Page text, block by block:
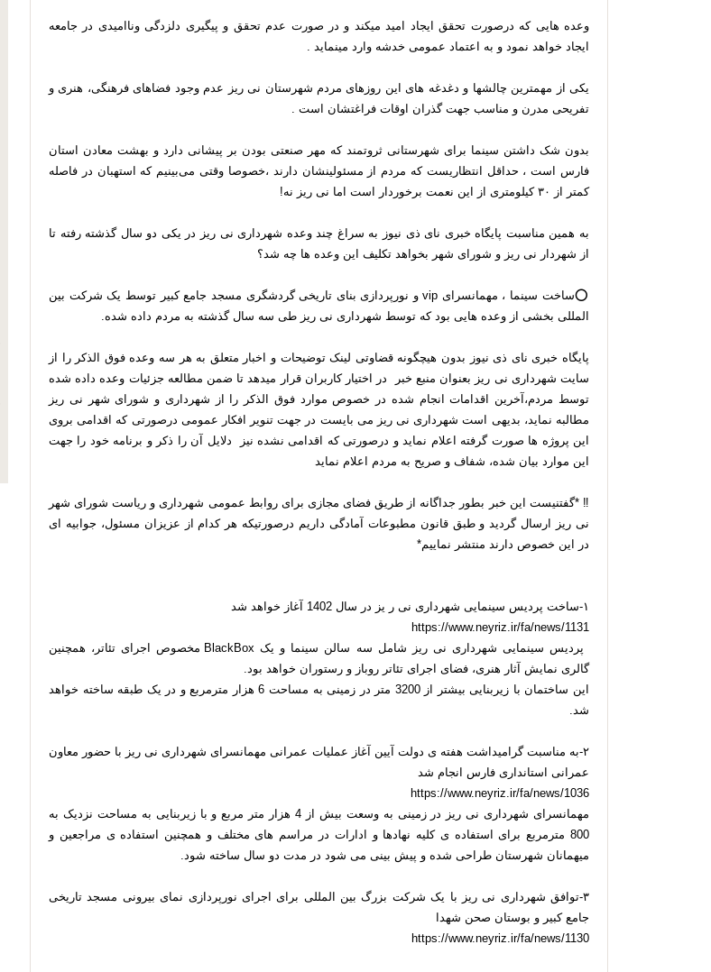
وعده هایی که درصورت تحقق ایجاد امید میکند و در صورت عدم تحقق و پیگیری دلزدگی وناامیدی در جامعه
ایجاد خواهد نمود و به اعتماد عمومی خدشه وارد مینماید .
یکی از مهمترین چالشها و دغدغه های این روزهای مردم شهرستان نی ریز عدم وجود فضاهای فرهنگی، هنری و
تفریحی مدرن و مناسب جهت گذران اوقات فراغتشان است .
بدون شک داشتن سینما برای شهرستانی ثروتمند که مهر صنعتی بودن بر پیشانی دارد و بهشت معادن استان
فارس است ، حداقل انتظاریست که مردم از مسئولینشان دارند ،خصوصا وقتی می‌بینیم که استهبان در فاصله
کمتر از ۳۰ کیلومتری از این نعمت برخوردار است اما نی ریز نه!
به همین مناسبت پایگاه خبری نای ذی نیوز به سراغ چند وعده شهرداری نی ریز در یکی دو سال گذشته رفته تا
از شهردار نی ریز و شورای شهر بخواهد تکلیف این وعده ها چه شد؟
⭕️ساخت سینما ، مهمانسرای vip و نورپردازی بنای تاریخی گردشگری مسجد جامع کبیر توسط یک شرکت بین
المللی بخشی از وعده هایی بود که توسط شهرداری نی ریز طی سه سال گذشته به مردم داده شده.
پایگاه خبری نای ذی نیوز بدون هیچگونه قضاوتی لینک توضیحات و اخبار متعلق به هر سه وعده فوق الذکر را از
سایت شهرداری نی ریز بعنوان منبع خبر در اختیار کاربران قرار میدهد تا ضمن مطالعه جزئیات وعده داده شده
توسط مردم،آخرین اقدامات انجام شده در خصوص موارد فوق الذکر را از شهرداری و شورای شهر نی ریز
مطالبه نماید، بدیهی است شهرداری نی ریز می بایست در جهت تنویر افکار عمومی درصورتی که اقدامی بروی
این پروژه ها صورت گرفته اعلام نماید و درصورتی که اقدامی نشده نیز دلایل آن را ذکر و برنامه خود را جهت
این موارد بیان شده، شفاف و صریح به مردم اعلام نماید
‼️ *گفتنیست این خبر بطور جداگانه از طریق فضای مجازی برای روابط عمومی شهرداری و ریاست شورای شهر
نی ریز ارسال گردید و طبق قانون مطبوعات آمادگی داریم درصورتیکه هر کدام از عزیزان مسئول، جوابیه ای
در این خصوص دارند منتشر نماییم*
۱-ساخت پردیس سینمایی شهرداری نی ر یز در سال 1402 آغاز خواهد شد
https://www.neyriz.ir/fa/news/1131
پردیس سینمایی شهرداری نی ریز شامل سه سالن سینما و یک BlackBox مخصوص اجرای تئاتر، همچنین
گالری نمایش آثار هنری، فضای اجرای تئاتر روباز و رستوران خواهد بود.
این ساختمان با زیربنایی بیشتر از 3200 متر در زمینی به مساحت 6 هزار مترمربع و در یک طبقه ساخته خواهد
شد.
۲-به مناسبت گرامیداشت هفته ی دولت آیین آغاز عملیات عمرانی مهمانسرای شهرداری نی ریز با حضور معاون
عمرانی استانداری فارس انجام شد
https://www.neyriz.ir/fa/news/1036
مهمانسرای شهرداری نی ریز در زمینی به وسعت بیش از 4 هزار متر مربع و با زیربنایی به مساحت نزدیک به
800 مترمربع برای استفاده ی کلیه نهادها و ادارات در مراسم های مختلف و همچنین استفاده ی مراجعین و
میهمانان شهرستان طراحی شده و پیش بینی می شود در مدت دو سال ساخته شود.
۳-توافق شهرداری نی ریز با یک شرکت بزرگ بین المللی برای اجرای نورپردازی نمای بیرونی مسجد تاریخی
جامع کبیر و بوستان صحن شهدا
https://www.neyriz.ir/fa/news/1130